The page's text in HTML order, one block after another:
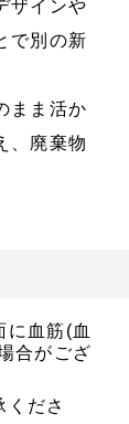
ザインや
で別の新
まま活か
、廃棄物
に血筋(血
合がござ
くださ